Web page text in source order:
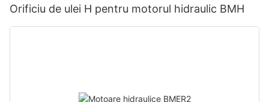
Orificiu de ulei H pentru motorul hidraulic BMH